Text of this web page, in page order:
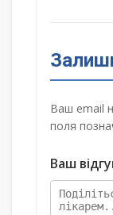
Ваш email
поля
Ваш